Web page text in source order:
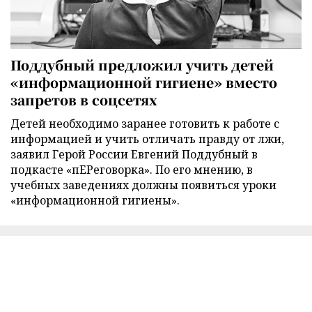
Поддубный предложил учить детей
«информационной гигиене» вместо
запретов в соцсетях
Детей необходимо заранее готовить к работе с
информацией и учить отличать правду от лжи,
заявил Герой России Евгений Поддубный в
подкасте «пЕРеговорка». По его мнению, в
учебных заведениях должны появиться уроки
«информационной гигиены».